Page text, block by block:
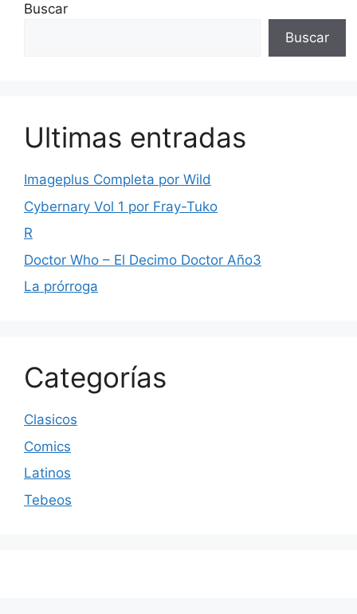
Buscar
Buscar
Ultimas entradas
Imageplus Completa por Wild
Cybernary Vol 1 por Fray-Tuko
R
Doctor Who – El Decimo Doctor Año3
La prórroga
Categorías
Clasicos
Comics
Latinos
Tebeos